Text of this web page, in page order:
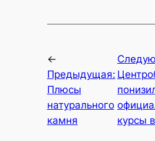
←
Предыдущая:
Плюсы
натурального
камня
курсы